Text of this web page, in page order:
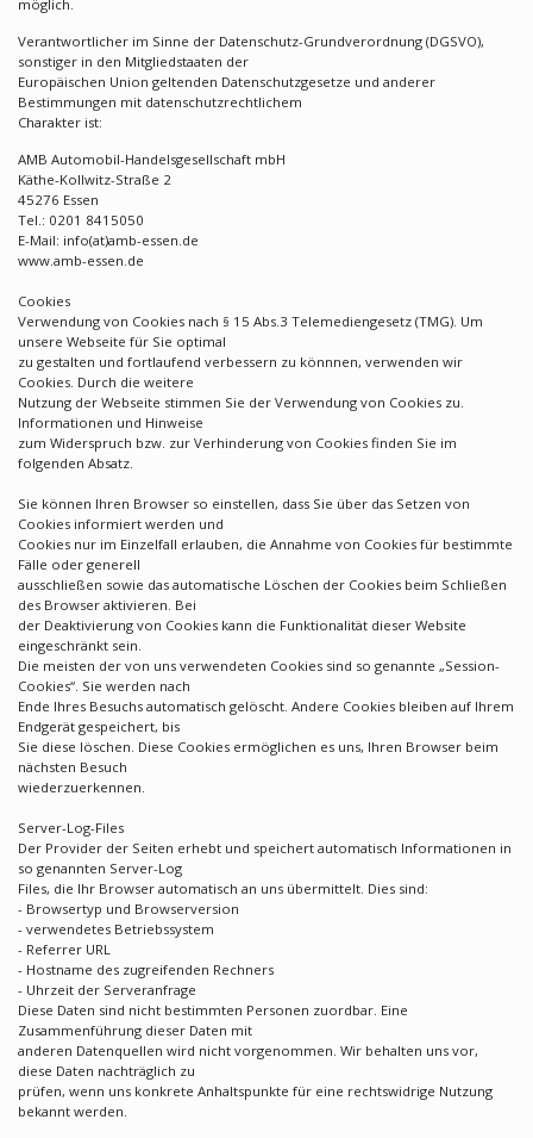
möglich.
Verantwortlicher im Sinne der Datenschutz-Grundverordnung (DGSVO),
sonstiger in den Mitgliedstaaten der
Europäischen Union geltenden Datenschutzgesetze und anderer
Bestimmungen mit datenschutzrechtlichem
Charakter ist:
AMB Automobil-Handelsgesellschaft mbH
Käthe-Kollwitz-Straße 2
45276 Essen
Tel.: 0201 8415050
E-Mail: info(at)amb-essen.de
www.amb-essen.de
Cookies
Verwendung von Cookies nach § 15 Abs.3 Telemediengesetz (TMG). Um
unsere Webseite für Sie optimal
zu gestalten und fortlaufend verbessern zu könnnen, verwenden wir
Cookies. Durch die weitere
Nutzung der Webseite stimmen Sie der Verwendung von Cookies zu.
Informationen und Hinweise
zum Widerspruch bzw. zur Verhinderung von Cookies finden Sie im
folgenden Absatz.
Sie können Ihren Browser so einstellen, dass Sie über das Setzen von
Cookies informiert werden und
Cookies nur im Einzelfall erlauben, die Annahme von Cookies für bestimmte
Fälle oder generell
ausschließen sowie das automatische Löschen der Cookies beim Schließen
des Browser aktivieren. Bei
der Deaktivierung von Cookies kann die Funktionalität dieser Website
eingeschränkt sein.
Die meisten der von uns verwendeten Cookies sind so genannte „Session-
Cookies“. Sie werden nach
Ende Ihres Besuchs automatisch gelöscht. Andere Cookies bleiben auf Ihrem
Endgerät gespeichert, bis
Sie diese löschen. Diese Cookies ermöglichen es uns, Ihren Browser beim
nächsten Besuch
wiederzuerkennen.
Server-Log-Files
Der Provider der Seiten erhebt und speichert automatisch Informationen in
so genannten Server-Log
Files, die Ihr Browser automatisch an uns übermittelt. Dies sind:
- Browsertyp und Browserversion
- verwendetes Betriebssystem
- Referrer URL
- Hostname des zugreifenden Rechners
- Uhrzeit der Serveranfrage
Diese Daten sind nicht bestimmten Personen zuordbar. Eine
Zusammenführung dieser Daten mit
anderen Datenquellen wird nicht vorgenommen. Wir behalten uns vor,
diese Daten nachträglich zu
prüfen, wenn uns konkrete Anhaltspunkte für eine rechtswidrige Nutzung
bekannt werden.